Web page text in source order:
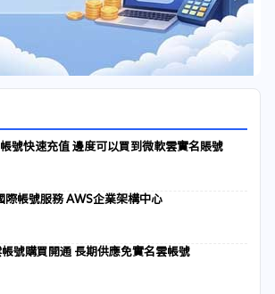
號快速充值 邊度可以買到微軟雲實名賬號
際帳號服務 AWS企業架構中心
號購買開通 長期供應免實名雲帳號